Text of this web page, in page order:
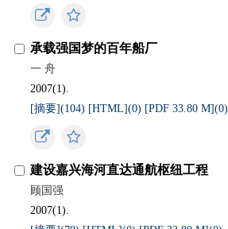
承载强国梦的百年船厂
一 舟
2007(1).
[摘要](104) [HTML](0) [PDF 33.80 M](0)
建设嘉兴海河直达通航枢纽工程
顾国强
2007(1).